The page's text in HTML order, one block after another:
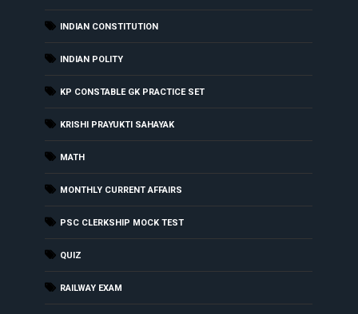
INDIAN CONSTITUTION
INDIAN POLITY
KP CONSTABLE GK PRACTICE SET
KRISHI PRAYUKTI SAHAYAK
MATH
MONTHLY CURRENT AFFAIRS
PSC CLERKSHIP MOCK TEST
QUIZ
RAILWAY EXAM